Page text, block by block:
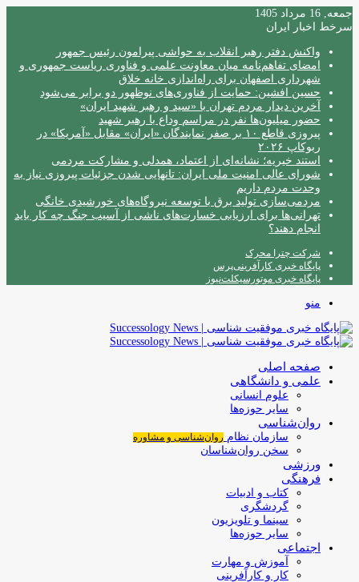
جمعه, 16 مرداد 1405
سرخط اخبار ایران
واکنش دفتر رهبر انقلاب به حواشی پیرامون رئیس جمهور
امضای تفاهم‌نامه میان معاونت علمی و فناوری ریاست جمهوری و
شهرداری اصفهان برای راه‌اندازی خانه خلاق
حسین افشین: حمایت از فناوری‌های نوظهور دو برابر می‌شود
آخرین دیدار مردم تهران با «سید و رهبر شهید ایران»
حضور میلیون‌ها نفر در مراسم وداع با رهبر شهید
پیروزی قاطع ۱۰ بر صفر نمایندگان «ایران» مقابل «آمریکا» در
ربوکاپ ۲۰۲۶
استند خیریه؛ نشانه‌ای از اعتماد، همدلی و مشارکت مردمی
شورای عالی امنیت ملی ایران: تانهایی شدن جزئیات پیروزی نیاز به
وحدت مردم داریم
مردمی‌سازی تولید برق با توسعه نیروگاه‌های خورشیدی خانگی
تهرانی‌ها برای ارزیابی خسارت‌های ناشی از آسیب جنگ چه کار باید
انجام دهند؟
شرکت چترا محرک
پایگاه خبری کارآفرینی‌پرس
پایگاه خبری موتورسیکلت‌نیوز
منو
صفحه اصلی
علمی و دانشگاهی
علوم انسانی
سایر حوزه‌ها
روان‌شناسی
سازمان نظام روان‌شناسی و مشاوره
سخن روان‌شناسان
ورزشی
فرهنگی
کتاب و ادبیات
گردشگری
سینما و تلویزیون
سایر حوزه‌ها
اجتماعی
آموزش و مهارت
کار و کارآفرینی